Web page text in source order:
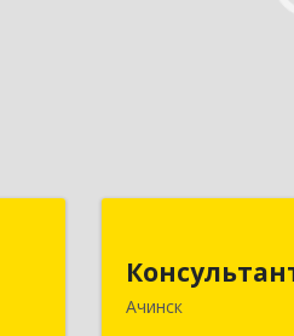
Ачинск
662159,
Юго-